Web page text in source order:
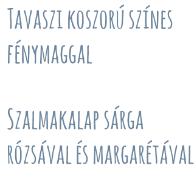
Tavaszi koszorú színes
fénymaggal
Szalmakalap sárga
rózsával és margarétával